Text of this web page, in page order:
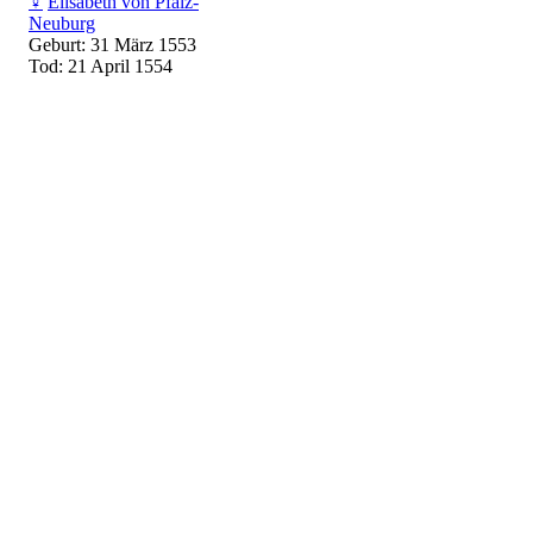
Neuburg
Geburt: 31 März 1553
Tod: 21 April 1554